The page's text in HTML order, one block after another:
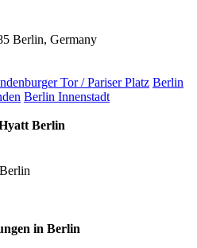
Berlin, Germany
Tor / Pariser Platz Berlin
Berlin Innenstadt
Berlin
in Berlin